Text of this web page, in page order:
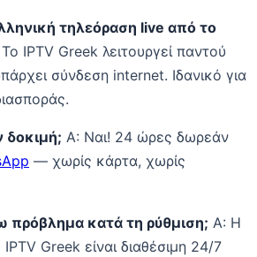
τηλεόραση live από το
IPTV Greek λειτουργεί παντού
σύνδεση internet. Ιδανικό για
δοκιμή; Α: Ναι! 24 ώρες δωρεάν
— χωρίς κάρτα, χωρίς
πρόβλημα κατά τη ρύθμιση; Α: Η
Greek είναι διαθέσιμη 24/7